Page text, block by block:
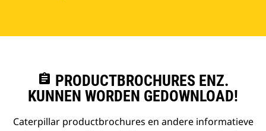
assignment PRODUCTBROCHURES ENZ.
KUNNEN WORDEN GEDOWNLOAD!
Caterpillar productbrochures en andere informatieve